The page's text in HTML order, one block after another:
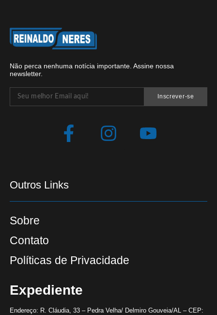
Não perca nenhuma notícia importante. Assine nossa
newsletter.
Inscrever-se
Outros Links
Sobre
Contato
Políticas de Privacidade
Expediente
Endereço: R. Cláudia, 33 – Pedra Velha/ Delmiro Gouveia/AL – CEP: